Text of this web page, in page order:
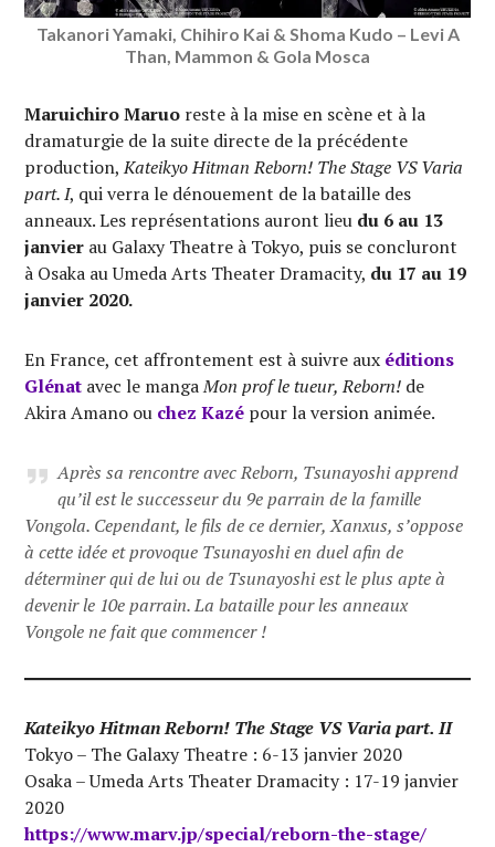
Takanori Yamaki, Chihiro Kai & Shoma Kudo – Levi A
Than, Mammon & Gola Mosca
Maruichiro Maruo reste à la mise en scène et à la
dramaturgie de la suite directe de la précédente
production,Kateikyo Hitman Reborn! The Stage VS Varia
part. I, qui verra le dénouement de la bataille des
anneaux. Les représentations auront lieu du 6 au 13
janvier au Galaxy Theatre à Tokyo, puis se concluront
à Osaka au Umeda Arts Theater Dramacity, du 17 au 19
janvier 2020.
En France, cet affrontement est à suivre aux éditions
Glénat avec le mangaMon prof le tueur, Reborn! de
Akira Amano ou chez Kazé pour la version animée.
Après sa rencontre avec Reborn, Tsunayoshi apprend
qu’il est le successeur du 9e parrain de la famille
Vongola. Cependant, le fils de ce dernier, Xanxus, s’oppose
à cette idée et provoque Tsunayoshi en duel afin de
déterminer qui de lui ou de Tsunayoshi est le plus apte à
devenir le 10e parrain. La bataille pour les anneaux
Vongole ne fait que commencer !
Kateikyo Hitman Reborn! The Stage VS Varia part. II
Tokyo – The Galaxy Theatre : 6-13 janvier 2020
Osaka –Umeda Arts Theater Dramacity: 17-19 janvier
2020
https://www.marv.jp/special/reborn-the-stage/